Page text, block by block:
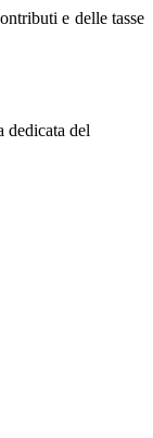
e delle tasse
dedicata del